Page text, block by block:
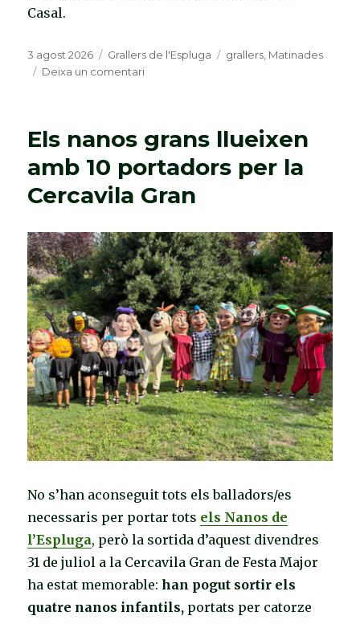
Casal.
Publicat
el
3 agost 2026 Categories
Grallers de l'Espluga Etiquetes
grallers, Matinades
Deixa un comentari
Grallers
la
Urbanització
Carreras
el
centre
històric
Els nanos grans llueixen
amb 10 portadors per la
Cercavila Gran
No s’han aconseguit tots els balladors/es
necessaris per portar tots els Nanos de
l’Espluga, però la sortida d’aquest divendres
31 de juliol a la Cercavila Gran de Festa Major
ha estat memorable:han pogut sortir els
quatre nanos infantils, portats per catorze